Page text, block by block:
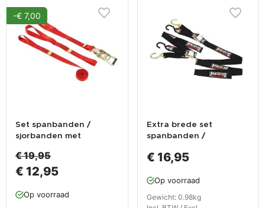
-€ 7,00
Set spanbanden /
sjorbanden met
ijzeren haken
€ 19,95
€ 12,95
Op voorraad
Extra brede set
spanbanden /
€ 16,95
Op voorraad
Gewicht: 0.98kg